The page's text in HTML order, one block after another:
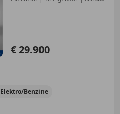
€ 29.900
Elektro/Benzine